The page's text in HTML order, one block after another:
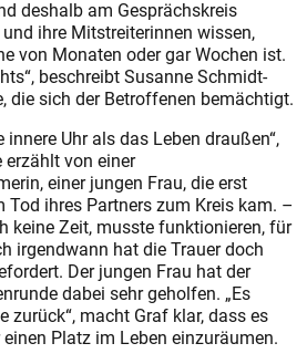
deshalb am Gesprächskreis
ihre Mitstreiterinnen wissen,
von Monaten oder gar Wochen ist.
beschreibt Susanne Schmidt-
die sich der Betroffenen bemächtigt.
innere Uhr als das Leben draußen“,
erzählt von einer
einer jungen Frau, die erst
Tod ihres Partners zum Kreis kam. –
keine Zeit, musste funktionieren, für
irgendwann hat die Trauer doch
Der jungen Frau hat der
dabei sehr geholfen. „Es
zurück“, macht Graf klar, dass es
Platz im Leben einzuräumen.